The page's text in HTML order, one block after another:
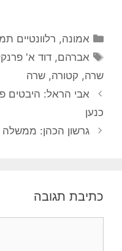
קטגוריות
אמונה, רלוונטיים
תגיות
אברהם,דוד א'
שרה, קטורה, שרה
אבי הראל: היבטים
כנען
גרשון הכהן:
כתיבת תגובה